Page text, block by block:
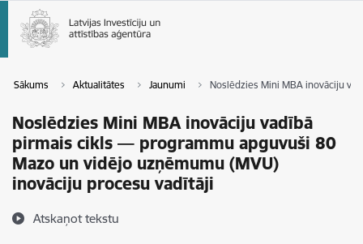
Sākums Aktualitātes Jaunumi Noslēdzies Mini MBA inovāciju
Noslēdzies Mini MBA inovāciju vadībā
pirmais cikls — programmu apguvuši 80
Mazo un vidējo uzņēmumu (MVU)
inovāciju procesu vadītāji
Atskaņot tekstu